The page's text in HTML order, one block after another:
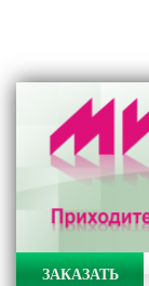
ЗАКАЗАТЬ